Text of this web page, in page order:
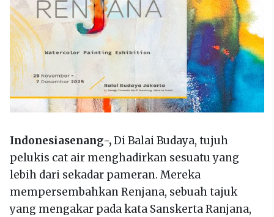
Indonesiasenang-,Di Balai Budaya, tujuh
pelukis cat air menghadirkan sesuatu yang
lebih dari sekadar pameran. Mereka
mempersembahkan Renjana, sebuah tajuk
yang mengakar pada kata Sanskerta Ranjana,